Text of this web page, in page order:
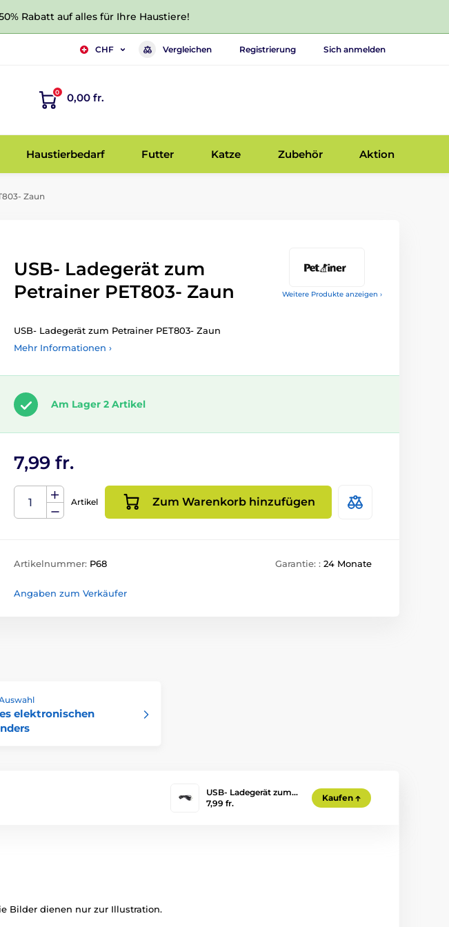
Rabatt auf alles für Ihre Haustiere!
CHF Vergleichen Registrierung Sich anmelden
0 0,00 fr.
Haustierbedarf Futter Katze Zubehör Aktion
Zaun
Weitere Produkte anzeigen ›
USB- Ladegerät zum
Petrainer PET803- Zaun
USB- Ladegerät zum Petrainer PET803- Zaun
Mehr Informationen ›
Am Lager 2 Artikel
7,99 fr.
Artikel Zum Warenkorb hinzufügen
Artikelnummer: P68 Garantie: : 24 Monate
Angaben zum Verkäufer
elektronischen
USB- Ladegerät zum…
7,99 fr.
Kaufen
Bilder dienen nur zur Illustration.